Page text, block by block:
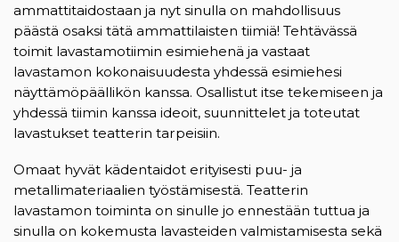
ammattitaidostaan ja nyt sinulla on mahdollisuus
päästä osaksi tätä ammattilaisten tiimiä! Tehtävässä
toimit lavastamotiimin esimiehenä ja vastaat
lavastamon kokonaisuudesta yhdessä esimiehesi
näyttämöpäällikön kanssa. Osallistut itse tekemiseen ja
yhdessä tiimin kanssa ideoit, suunnittelet ja toteutat
lavastukset teatterin tarpeisiin.
Omaat hyvät kädentaidot erityisesti puu- ja
metallimateriaalien työstämisestä. Teatterin
lavastamon toiminta on sinulle jo ennestään tuttua ja
sinulla on kokemusta lavasteiden valmistamisesta sekä